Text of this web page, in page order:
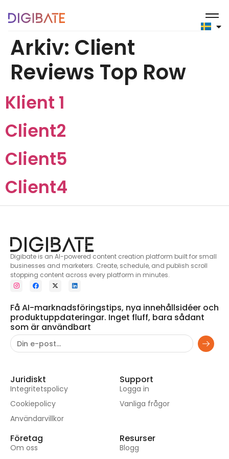
Arkiv: Client
Reviews Top Row
Klient 1
Client2
Client5
Client4
Digibate is an AI-powered content creation platform built for small
businesses and marketers. Create, schedule, and publish scroll
stopping content across every platform in minutes.
Få AI-marknadsföringstips, nya innehållsidéer och
produktuppdateringar. Inget fluff, bara sådant
som är användbart
Juridiskt
Integritetspolicy
Cookiepolicy
Användarvillkor
Support
Logga in
Vanliga frågor
Företag
Om oss
Resurser
Blogg